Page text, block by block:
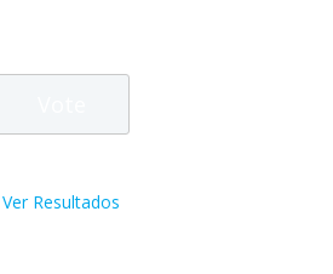
Ver Resultados